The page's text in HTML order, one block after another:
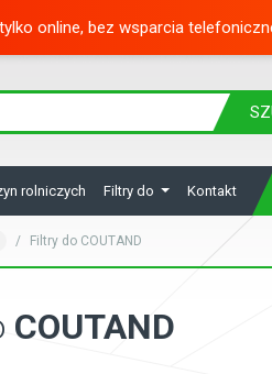
online, bez wsparcia
rolniczych Filtry do Kontakt
Filtry do COUTAND
COUTAND